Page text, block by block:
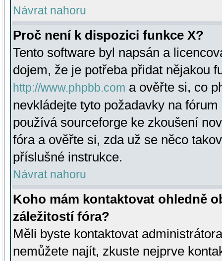
Návrat nahoru
Proč není k dispozici funkce X?
Tento software byl napsán a
dojem, že je potřeba přidat nějakou
http://www.phpbb.com a ověřte si, co
nevkládejte tyto požadavky na
používá sourceforge ke zkoušení
fóra a ověřte si, zda už se něco
příslušné instrukce.
Návrat nahoru
Koho mám kontaktovat ohledně
záležitostí fóra?
Měli byste kontaktovat
nemůžete najít, zkuste nejprve